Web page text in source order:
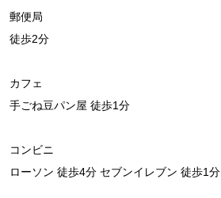
郵便局
徒歩2分
カフェ
手ごね豆パン屋 徒歩1分
コンビニ
ローソン 徒歩4分 セブンイレブン 徒歩1分